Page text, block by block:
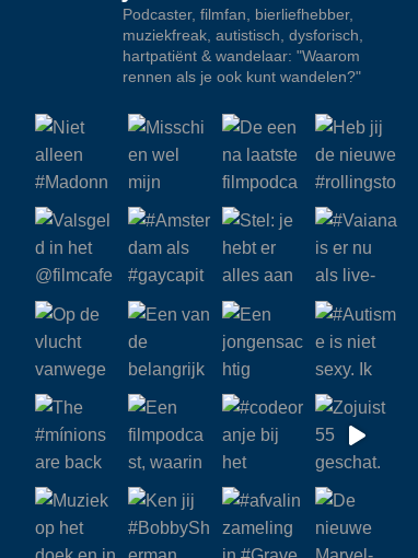
Podcaster, filmfan, bierliefhebber,
muziekfreak, autistisch, dysforisch,
hartpatiënt & wandelaar: "Waarom
rennen als je ook kunt wandelen?"